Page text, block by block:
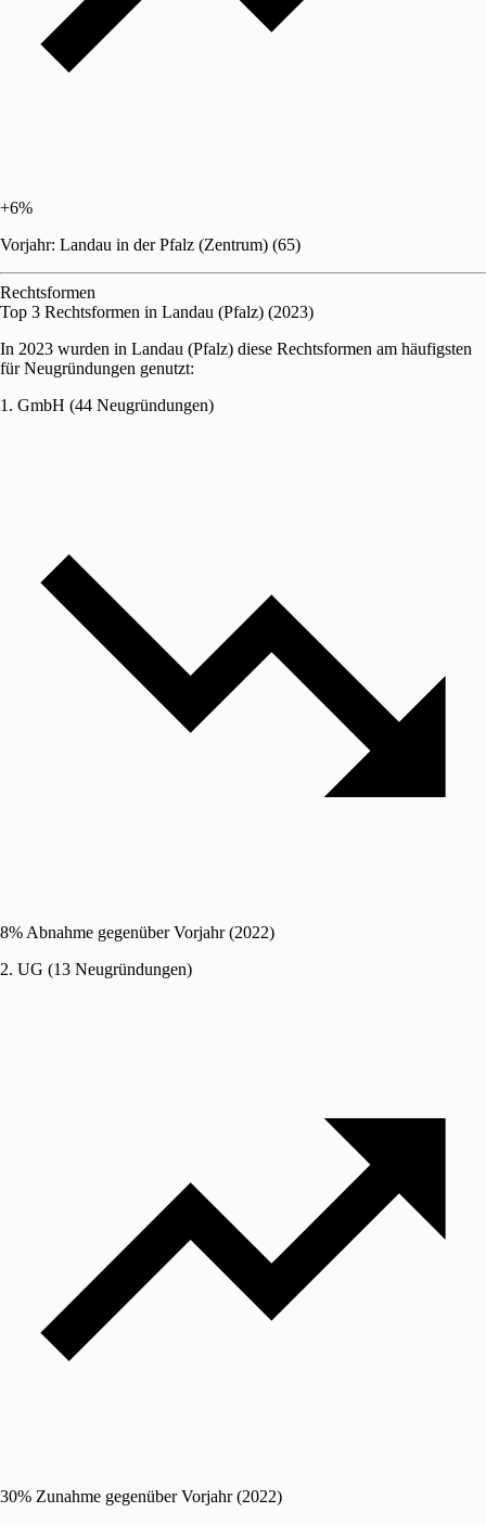
+6%
Vorjahr: Landau in der Pfalz (Zentrum) (65)
Rechtsformen
Top 3 Rechtsformen in Landau (Pfalz) (2023)
In 2023 wurden in Landau (Pfalz) diese Rechtsformen am häufigsten
für Neugründungen genutzt:
1. GmbH (44 Neugründungen)
8% Abnahme gegenüber Vorjahr (2022)
2. UG (13 Neugründungen)
30% Zunahme gegenüber Vorjahr (2022)